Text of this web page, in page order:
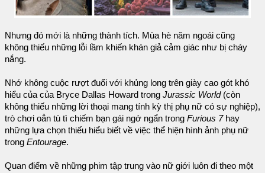
Nhưng đó mới là những thành tích. Mùa hè năm ngoái cũng
không thiếu những lỗi lầm khiến khán giả cảm giác như bị cháy
nắng.
Nhớ không cuộc rượt đuổi với khủng long trên giày cao gót khó
hiểu của của Bryce Dallas Howard trong Jurassic World (còn
không thiếu những lời thoại mang tính kỳ thị phụ nữ có sự nghiệp),
trò chơi oẳn tù tì chiếm bạn gái ngớ ngẩn trong Furious 7 hay
những lựa chọn thiếu hiểu biết về việc thể hiện hình ảnh phụ nữ
trong Entourage.
Quan điểm về những phim tập trung vào nữ giới luôn đi theo một